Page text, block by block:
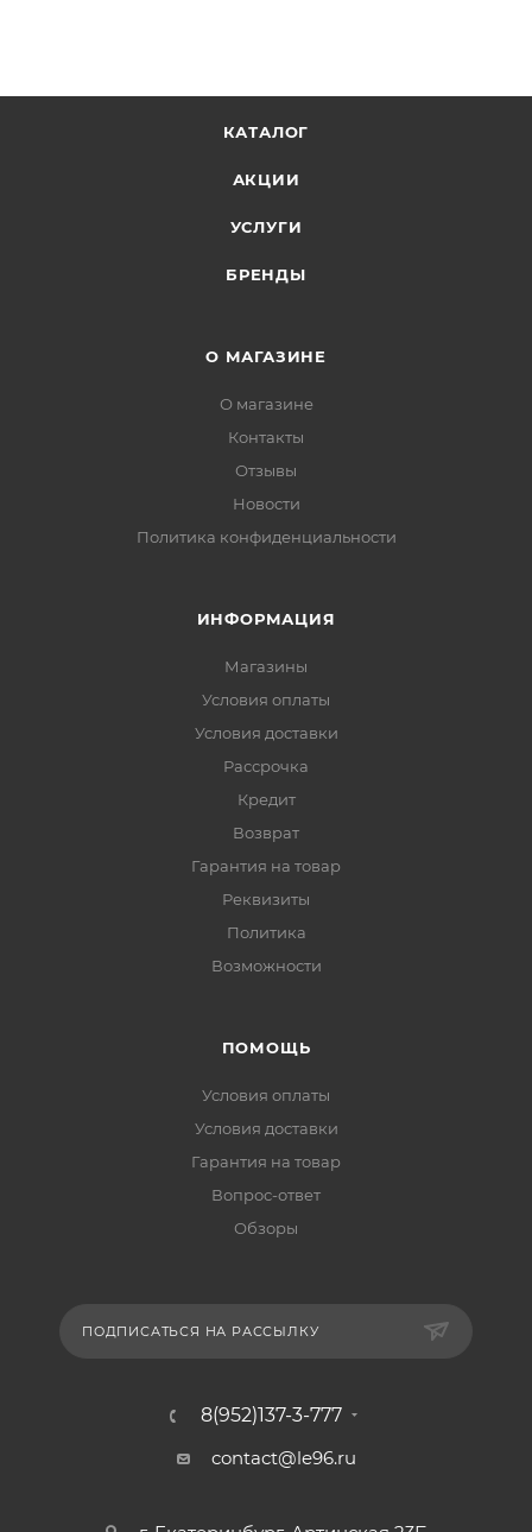
КАТАЛОГ
АКЦИИ
УСЛУГИ
БРЕНДЫ
О МАГАЗИНЕ
О магазине
Контакты
Отзывы
Новости
Политика конфиденциальности
ИНФОРМАЦИЯ
Магазины
Условия оплаты
Условия доставки
Рассрочка
Кредит
Возврат
Гарантия на товар
Реквизиты
Политика
Возможности
ПОМОЩЬ
Условия оплаты
Условия доставки
Гарантия на товар
Вопрос-ответ
Обзоры
ПОДПИСАТЬСЯ НА РАССЫЛКУ
8(952)137-3-777
contact@le96.ru